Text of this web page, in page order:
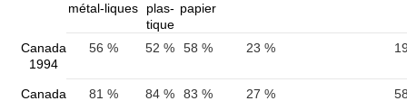
métal-liques
plas-
tique
papier
Canada
1994
56 % 52 % 58 % 23 %
Canada
81 % 84 % 83 % 27 %